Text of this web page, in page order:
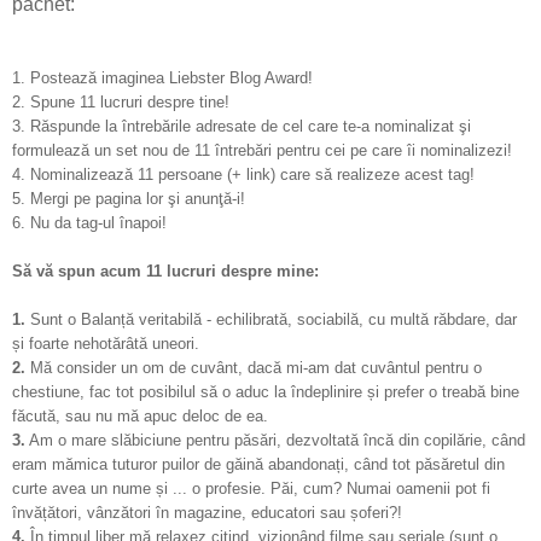
1. Postează imaginea Liebster Blog Award!
2. Spune 11 lucruri despre tine!
3. Răspunde la întrebările adresate de cel care te-a nominalizat şi
formulează un set nou de 11 întrebări pentru cei pe care îi nominalizezi!
4. Nominalizează 11 persoane (+ link) care să realizeze acest tag!
5. Mergi pe pagina lor şi anunţă-i!
6. Nu da tag-ul înapoi!
Să vă spun acum 11 lucruri despre mine:
1. Sunt o Balanță veritabilă - echilibrată, sociabilă, cu multă răbdare, dar
și foarte nehotărâtă uneori.
2. Mă consider un om de cuvânt, dacă mi-am dat cuvântul pentru o
chestiune, fac tot posibilul să o aduc la îndeplinire și prefer o treabă bine
făcută, sau nu mă apuc deloc de ea.
3. Am o mare slăbiciune pentru păsări, dezvoltată încă din copilărie, când
eram mămica tuturor puilor de găină abandonați, când tot păsăretul din
curte avea un nume și ... o profesie. Păi, cum? Numai oamenii pot fi
învățători, vânzători în magazine, educatori sau șoferi?!
4. În timpul liber mă relaxez citind, vizionând filme sau seriale (sunt o